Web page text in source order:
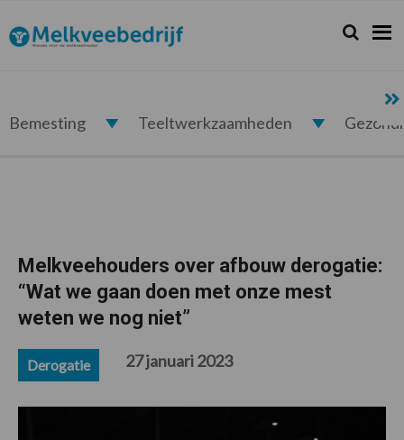
de
hoofdnavigatie
de
hoofd
de
eerste
de
voettekst
Melkveebedrijf.nl Zoeken...
Zoek
Bemesting Teeltwerkzaamheden
Melkveehouders over afbouw derogatie:
“Wat we gaan doen met onze mest
weten we nog niet”
Derogatie 27 januari 2023